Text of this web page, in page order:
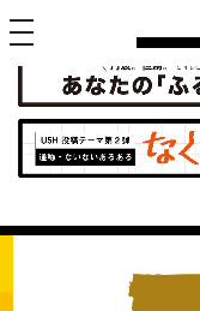
toggle navigation